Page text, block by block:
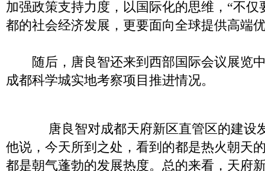
加强政策支持力度，以国际化的思维，“不仅
都的社会经济发展，更要面向全球提供高端
随后，唐良智还来到西部国际会议展览
成都科学城实地考察项目推进情况。
唐良智对成都天府新区直管区的建设
他说，今天所到之处，看到的都是热火朝天
都是朝气蓬勃的发展热度。总的来看，天府